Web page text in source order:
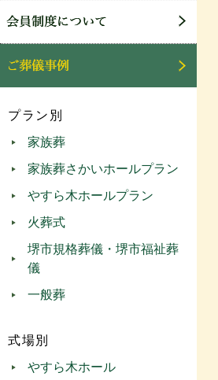
プラン別
家族葬
家族葬さかいホールプラン
やすら木ホールプラン
火葬式
堺市規格葬儀・堺市福祉葬
儀
一般葬
式場別
やすら木ホール